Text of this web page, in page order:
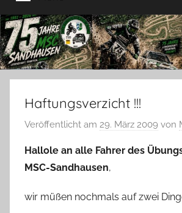
Haftungsverzicht !!!
Veröffentlicht am 29. März 2009 von
Hallole an alle Fahrer des
MSC-Sandhausen,
wir müßen nochmals auf zwei